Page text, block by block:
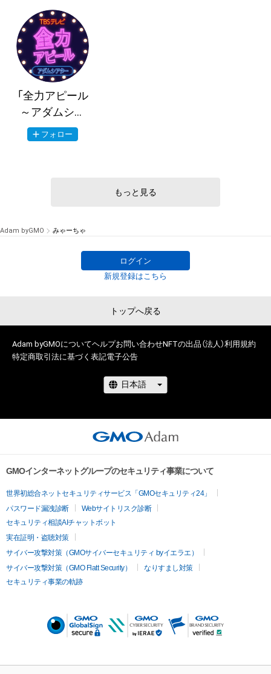
「全力アピール
～アダムシア
ター～」NFTス
トア
フォロー
もっと見る
Adam byGMO みゃーちゃ
ログイン
新規登録はこちら
トップへ戻る
Adam byGMOについてヘルプお問い合わせNFTの出品（法人）利用規約
特定商取引法に基づく表記電子公告
GMOインターネットグループのセキュリティ事業について
世界初総合ネットセキュリティサービス「GMOセキュリティ24」
パスワード漏洩診断
Webサイトリスク診断
セキュリティ相談AIチャットボット
実在証明・盗聴対策
サイバー攻撃対策（GMOサイバーセキュリティ byイエラエ）
サイバー攻撃対策（GMO Flatt Security）
なりすまし対策
セキュリティ事業の軌跡